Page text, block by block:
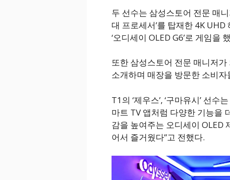
두 선수는 삼성스토어 전문 매
대 프로세서’를 탑재한 4K UHD
‘오디세이 OLED G6’로 게임을
또한 삼성스토어 전문 매니저
소개하며 매장을 방문한 소비
T1의 ‘제우스’, ‘구마유시’ 선
마트 TV 앱처럼 다양한 기능을
감을 높여주는 오디세이 OLED
어서 즐거웠다”고 전했다.